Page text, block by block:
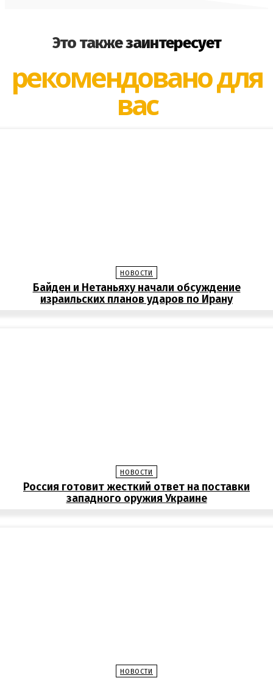
Это также заинтересует
рекомендовано для
вас
НОВОСТИ
Байден и Нетаньяху начали обсуждение
израильских планов ударов по Ирану
НОВОСТИ
Россия готовит жесткий ответ на поставки
западного оружия Украине
НОВОСТИ